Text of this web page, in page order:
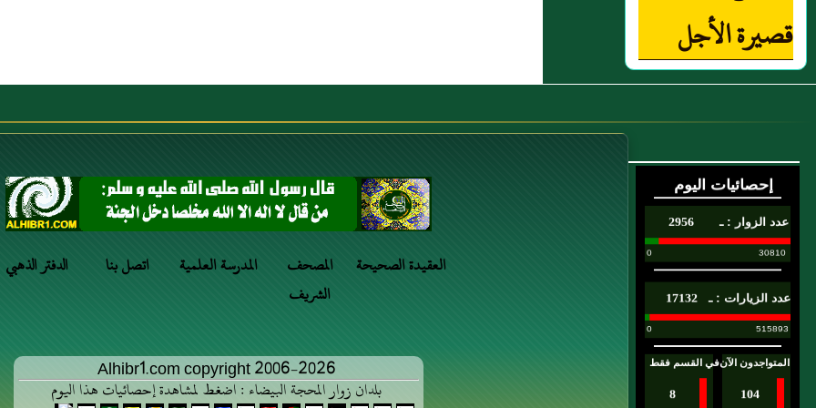
قصيرة الأجل
الدفتر الذهبي اتصل بنا المدرسة العلمية
المصحف
الشريف
العقيدة الصحيحة
Alhibr1.com copyright 2006-2026
بلدان زوار المحجة البيضاء : اضغط لمشاهدة إحصائيات هذا اليوم